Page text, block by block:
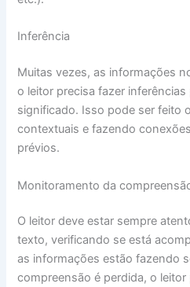
Inferência
Muitas vezes, as informações
o leitor precisa fazer
significado. Isso pode ser feito
contextuais e fazendo
prévios.
Monitoramento da
O leitor deve estar sempre
texto, verificando se está
as informações estão fazendo
compreensão é perdida, o